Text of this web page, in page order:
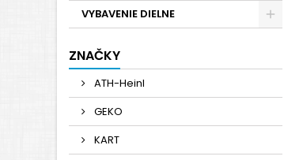
VYBAVENIE DIELNE
ZNAČKY
ATH-Heinl
GEKO
KART